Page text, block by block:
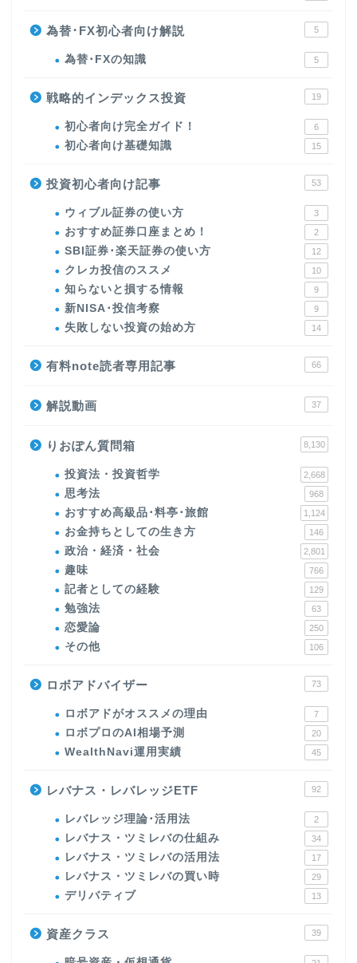
為替･FX初心者向け解説 5
為替･FXの知識 5
戦略的インデックス投資 19
初心者向け完全ガイド！ 6
初心者向け基礎知識 15
投資初心者向け記事 53
ウィブル証券の使い方 3
おすすめ証券口座まとめ！ 2
SBI証券･楽天証券の使い方 12
クレカ投信のススメ 10
知らないと損する情報 9
新NISA･投信考察 9
失敗しない投資の始め方 14
有料note読者専用記事 66
解説動画 37
りおぽん質問箱 8,130
投資法・投資哲学 2,668
思考法 968
おすすめ高級品･料亭･旅館 1,124
お金持ちとしての生き方 146
政治・経済・社会 2,801
趣味 766
記者としての経験 129
勉強法 63
恋愛論 250
その他 106
ロボアドバイザー 73
ロボアドがオススメの理由 7
ロボプロのAI相場予測 20
WealthNavi運用実績 45
レバナス・レバレッジETF 92
レバレッジ理論･活用法 2
レバナス・ツミレバの仕組み 34
レバナス・ツミレバの活用法 17
レバナス・ツミレバの買い時 29
デリバティブ 13
資産クラス 39